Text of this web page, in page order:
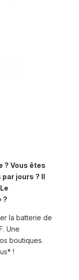
? Vous êtes
jours ? Il
?
la batterie de
Une
boutiques.
!